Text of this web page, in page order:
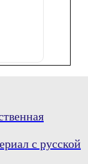
с русской